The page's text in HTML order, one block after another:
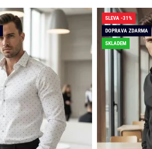
SLEVA -31%
DOPRAVA ZDARMA
SKLADEM